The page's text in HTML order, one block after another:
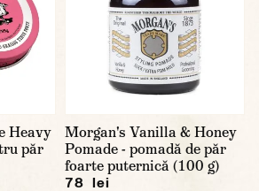
Heavy
păr
Morgan's Vanilla & Honey
Pomade - pomadă de păr
foarte puternică (100 g)
78 lei